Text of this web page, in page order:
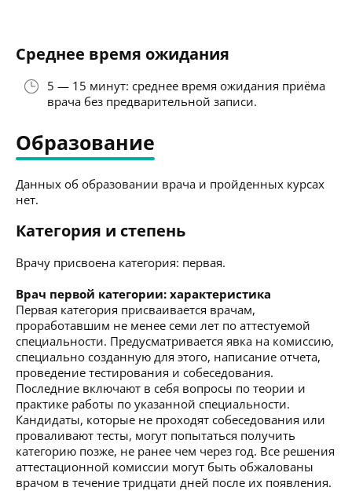
Среднее время ожидания
5 — 15 минут: среднее время ожидания приёма
врача без предварительной записи.
Образование
Данных об образовании врача и пройденных курсах
нет.
Категория и степень
Врачу присвоена категория: первая.
Врач первой категории: характеристика
Первая категория присваивается врачам,
проработавшим не менее семи лет по аттестуемой
специальности. Предусматривается явка на комиссию,
специально созданную для этого, написание отчета,
проведение тестирования и собеседования.
Последние включают в себя вопросы по теории и
практике работы по указанной специальности.
Кандидаты, которые не проходят собеседования или
проваливают тесты, могут попытаться получить
категорию позже, не ранее чем через год. Все решения
аттестационной комиссии могут быть обжалованы
врачом в течение тридцати дней после их появления.